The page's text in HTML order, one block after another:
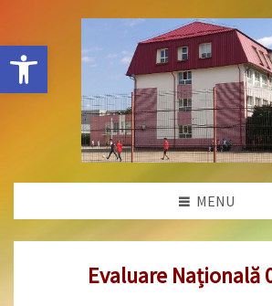
Deschide bara de unelte
MENU
Evaluare Națională